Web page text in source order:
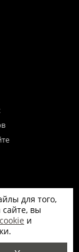
сайта.
сайт.
для того,
вы
и